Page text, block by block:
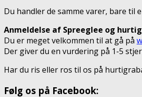
Du handler de samme varer, bare til
Anmeldelse af Spreeglee og
Du er meget velkommen til at gå på
Der giver du en vurdering på 1-5
Har du ris eller ros til os på
Følg os på Facebook: